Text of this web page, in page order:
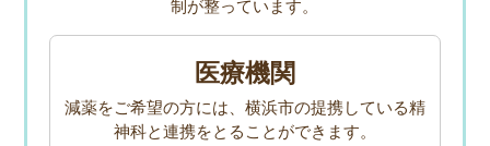
制が整っています。
医療機関
減薬をご希望の方には、横浜市の提携している精
神科と連携をとることができます。